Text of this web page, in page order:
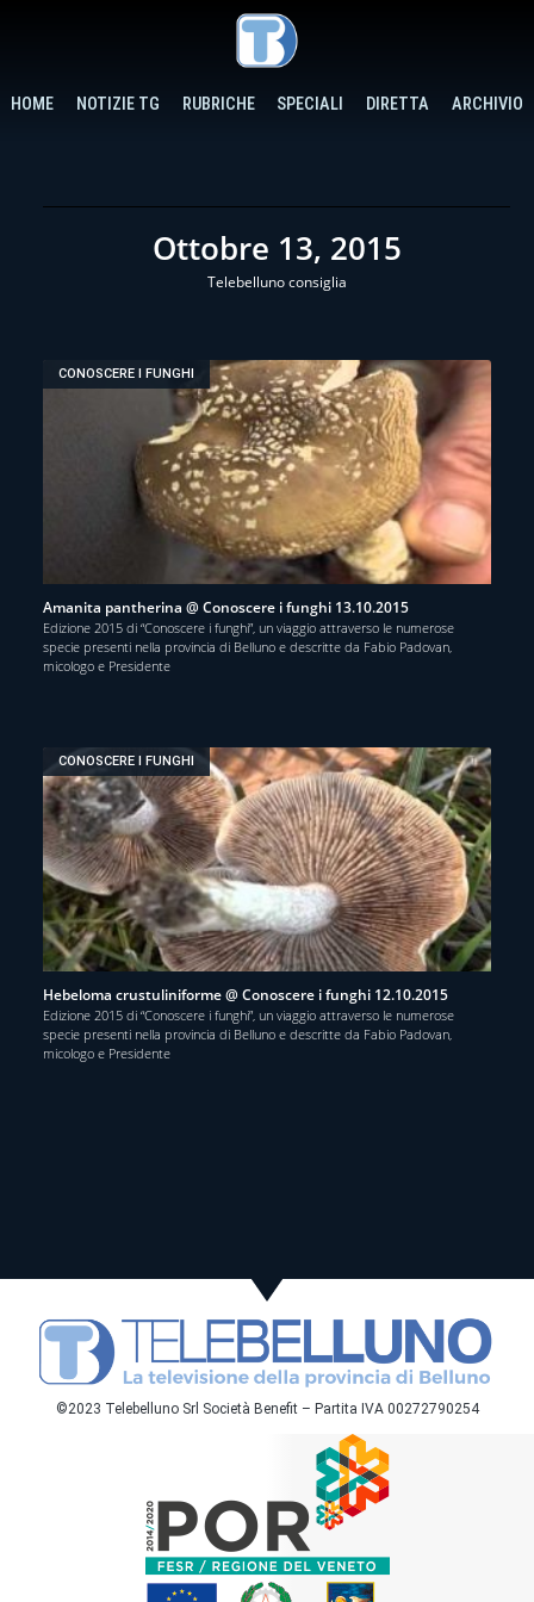
HOME NOTIZIE TG RUBRICHE SPECIALI DIRETTA ARCHIVIO
Ottobre 13, 2015
Telebelluno consiglia
CONOSCERE I FUNGHI
Amanita pantherina @ Conoscere i funghi 13.10.2015
Edizione 2015 di “Conoscere i funghi”, un viaggio attraverso le numerose
specie presenti nella provincia di Belluno e descritte da Fabio Padovan,
micologo e Presidente
CONOSCERE I FUNGHI
Hebeloma crustuliniforme @ Conoscere i funghi 12.10.2015
Edizione 2015 di “Conoscere i funghi”, un viaggio attraverso le numerose
specie presenti nella provincia di Belluno e descritte da Fabio Padovan,
micologo e Presidente
©2023 Telebelluno Srl Società Benefit – Partita IVA 00272790254